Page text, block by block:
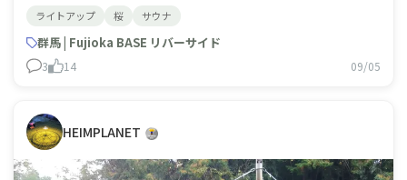
皆無。景観も良く十分自然を感じる事ができます。サイト
は全て車両乗り入れ可の区画サイト。1区画がとにかく広
い！ソロテントなら車停めても4張りは可。グルキャン利
ライトアップ 桜 サウナ
群馬 | Fujioka BASE リバーサイド
3 14 09/05
HEIMPLANET